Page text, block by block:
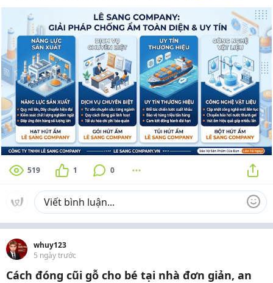
519 1 0
whuy123
5 ngày trước
Cách đóng cũi gỗ cho bé tại nhà đơn giản, an